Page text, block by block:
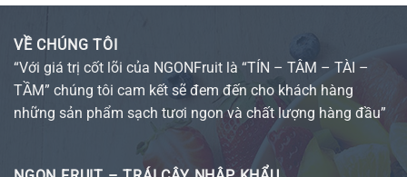
VỀ CHÚNG TÔI
“Với giá trị cốt lõi của NGONFruit là “TÍN – TÂM – TÀI –
TẦM” chúng tôi cam kết sẽ đem đến cho khách hàng
những sản phẩm sạch tươi ngon và chất lượng hàng đầu”